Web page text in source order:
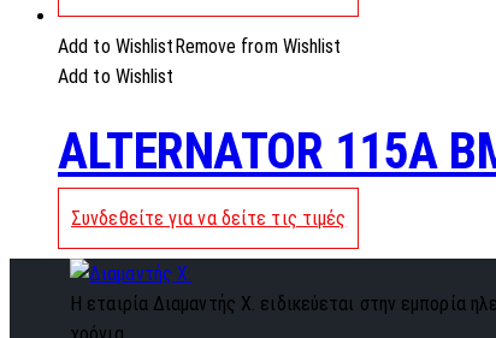
Add to Wishlist Remove from Wishlist
Add to Wishlist
ALTERNATOR 115A
Συνδεθείτε για να δείτε τις τιμές
Η εταιρία Διαμαντής Χ. ειδικεύεται στην εμπορία